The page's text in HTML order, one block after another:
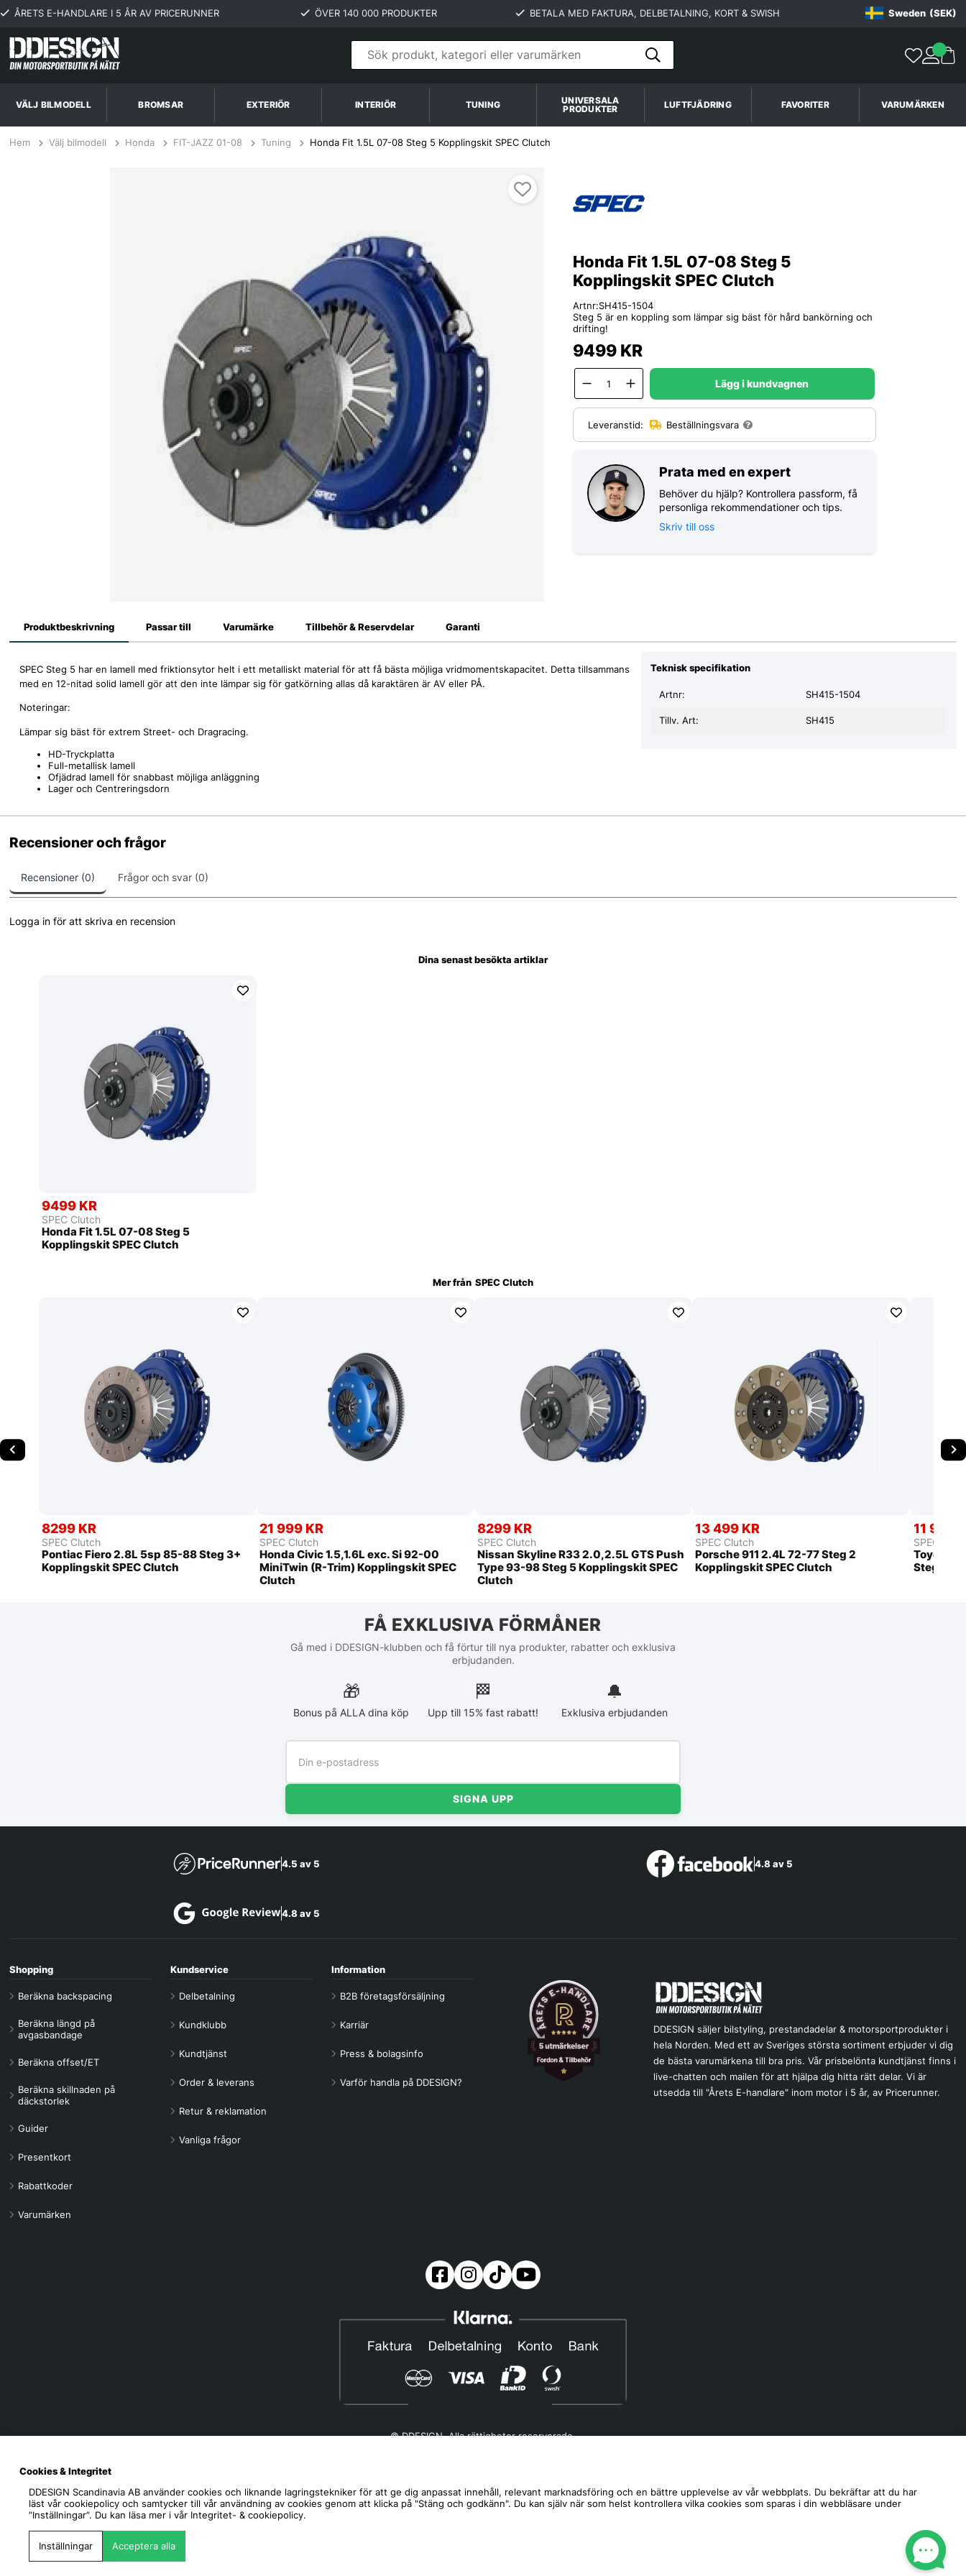
ÅRETS E-HANDLARE I 5 ÅR AV PRICERUNNER ÖVER 140 000 PRODUKTER BETALA MED FAKTURA, DELBETALNING, KORT & SWISH Sweden (SEK)
VÄLJ BILMODELL BROMSAR EXTERIÖR INTERIÖR TUNING
UNIVERSALA
PRODUKTER
LUFTFJÄDRING FAVORITER VARUMÄRKEN
Hem Välj bilmodell Honda FIT-JAZZ 01-08 Tuning Honda Fit 1.5L 07-08 Steg 5 Kopplingskit SPEC Clutch
Honda Fit 1.5L 07-08 Steg 5
Kopplingskit SPEC Clutch
Artnr:SH415-1504
Steg 5 är en koppling som lämpar sig bäst för hård bankörning och
drifting!
9499 KR
Lägg i kundvagnen
Leveranstid: Beställningsvara
Prata med en expert
Behöver du hjälp? Kontrollera passform, få
personliga rekommendationer och tips.
Skriv till oss
Produktbeskrivning
SPEC Steg 5 har en lamell med friktionsytor helt i ett metalliskt material för att få bästa möjliga vridmomentskapacitet. Detta tillsammans
med en 12-nitad solid lamell gör att den inte lämpar sig för gatkörning allas då karaktären är AV eller PÅ.
Noteringar:
Lämpar sig bäst för extrem Street- och Dragracing.
HD-Tryckplatta
Full-metallisk lamell
Ofjädrad lamell för snabbast möjliga anläggning
Lager och Centreringsdorn
Teknisk specifikation
Tillv. Art: SH415
Artnr: SH415-1504
Passar till Varumärke Tillbehör & Reservdelar Garanti
Recensioner och frågor
Recensioner (0) Frågor och svar (0)
Logga in för att skriva en recension
Dina senast besökta artiklar
9499 KR
SPEC Clutch
Honda Fit 1.5L 07-08 Steg 5
Kopplingskit SPEC Clutch
Mer från SPEC Clutch
8299 KR
SPEC Clutch
Pontiac Fiero 2.8L 5sp 85-88 Steg 3+
Kopplingskit SPEC Clutch
21 999 KR
SPEC Clutch
Honda Civic 1.5,1.6L exc. Si 92-00
MiniTwin (R-Trim) Kopplingskit SPEC
Clutch
8299 KR
SPEC Clutch
Nissan Skyline R33 2.0,2.5L GTS Push
Type 93-98 Steg 5 Kopplingskit SPEC
Clutch
13 499 KR
SPEC Clutch
Porsche 911 2.4L 72-77 Steg 2
Kopplingskit SPEC Clutch
11 999
SPEC
Toyota
Steg 3+
FÅ EXKLUSIVA FÖRMÅNER
Gå med i DDESIGN-klubben och få förtur till nya produkter, rabatter och exklusiva
erbjudanden.
🎁
Bonus på ALLA dina köp
🏁︎
Upp till 15% fast rabatt!
🔔
Exklusiva erbjudanden
SIGNA UPP
4.5 av 5 4.8 av 5
4.8 av 5
Shopping
Beräkna backspacing
Beräkna längd på
avgasbandage
Beräkna offset/ET
Beräkna skillnaden på
däckstorlek
Guider
Presentkort
Rabattkoder
Varumärken
Kundservice
Delbetalning
Kundklubb
Kundtjänst
Order & leverans
Retur & reklamation
Vanliga frågor
Information
B2B företagsförsäljning
Karriär
Press & bolagsinfo
Varför handla på DDESIGN?
DDESIGN säljer bilstyling, prestandadelar & motorsportprodukter i
hela Norden. Med ett av Sveriges största sortiment erbjuder vi dig
de bästa varumärkena till bra pris. Vår prisbelönta kundtjänst finns i
live-chatten och mailen för att hjälpa dig hitta rätt delar. Vi är
utsedda till "Årets E-handlare" inom motor i 5 år, av Pricerunner.
© DDESIGN. Alla rättigheter reserverade.
Helgfria vardagar 10:00-12:00
Cookies & Integritet
DDESIGN Scandinavia AB använder cookies och liknande lagringstekniker för att ge dig anpassat innehåll, relevant marknadsföring och en bättre upplevelse av vår webbplats. Du bekräftar att du har
läst vår cookiepolicy och samtycker till vår användning av cookies genom att klicka på "Stäng och godkänn". Du kan själv när som helst kontrollera vilka cookies som sparas i din webbläsare under
”Inställningar”. Du kan läsa mer i vår Integritet- & cookiepolicy.
Inställningar Acceptera alla